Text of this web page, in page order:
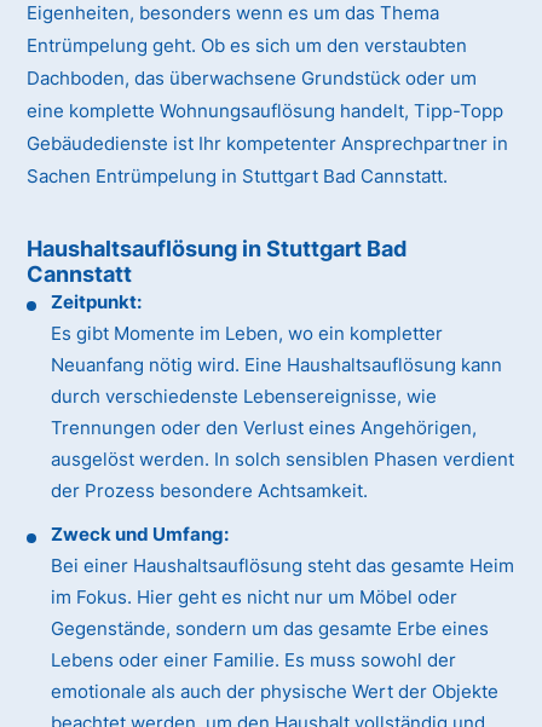
Eigenheiten, besonders wenn es um das Thema
Entrümpelung geht. Ob es sich um den verstaubten
Dachboden, das überwachsene Grundstück oder um
eine komplette Wohnungsauflösung handelt, Tipp-Topp
Gebäudedienste ist Ihr kompetenter Ansprechpartner in
Sachen Entrümpelung in Stuttgart Bad Cannstatt.
Haushaltsauflösung in Stuttgart Bad
Cannstatt
Zeitpunkt:
Es gibt Momente im Leben, wo ein kompletter
Neuanfang nötig wird. Eine Haushaltsauflösung kann
durch verschiedenste Lebensereignisse, wie
Trennungen oder den Verlust eines Angehörigen,
ausgelöst werden. In solch sensiblen Phasen verdient
der Prozess besondere Achtsamkeit.
Zweck und Umfang:
Bei einer Haushaltsauflösung steht das gesamte Heim
im Fokus. Hier geht es nicht nur um Möbel oder
Gegenstände, sondern um das gesamte Erbe eines
Lebens oder einer Familie. Es muss sowohl der
emotionale als auch der physische Wert der Objekte